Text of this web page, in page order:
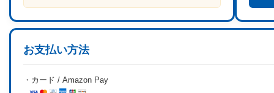
お支払い方法
・カード / Amazon Pay